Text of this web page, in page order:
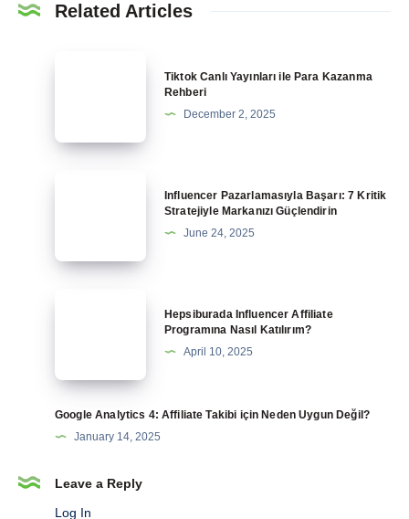
Related Articles
Para
Tiktok Canlı Yayınları ile Para Kazanma
Rehberi
December 2, 2025
Kritik
Influencer Pazarlamasıyla Başarı: 7 Kritik
Stratejiyle Markanızı Güçlendirin
June 24, 2025
Nasıl
Katılırım?
Hepsiburada Influencer Affiliate
Programına Nasıl Katılırım?
April 10, 2025
Google Analytics 4: Affiliate Takibi için Neden Uygun Değil?
January 14, 2025
Leave a Reply
Log In